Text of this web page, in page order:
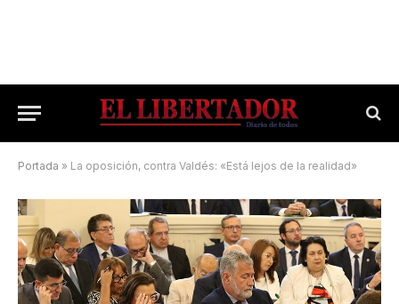
Portada » La oposición, contra Valdés: «Está lejos de la realidad»